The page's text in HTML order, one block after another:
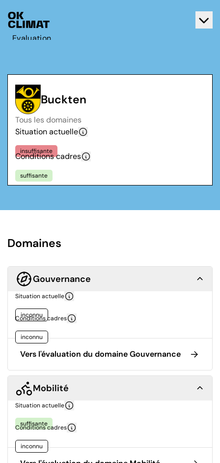
Evaluation
Contact
Français
Deutsch
Buckten
Tous les domaines
Situation actuelle
insuffisante
Conditions cadres
suffisante
Domaines
Gouvernance
Situation actuelle
inconnu
Conditions cadres
inconnu
Vers l'évaluation du domaine Gouvernance
Mobilité
Situation actuelle
suffisante
Conditions cadres
inconnu